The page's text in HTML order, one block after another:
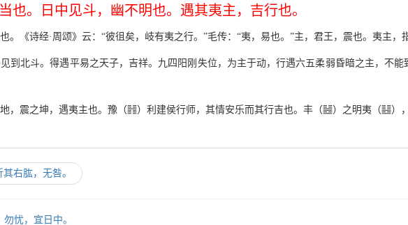
也。日中见斗，幽不明也。遇其夷主，吉行也。
。《诗经·周颂》云：“彼徂矣，岐有夷之行。”毛传：“夷，易也。”主，君王，震也。夷主，
见到北斗。得遇平易之天子，吉祥。九四阳刚失位，为主于动，行遇六五柔弱昏暗之主，不
，震之坤，遇夷主也。豫（f）利建侯行师，其情安乐而其行吉也。丰（Z）之明夷（Y）
右肱，无咎。
忧，宜日中。